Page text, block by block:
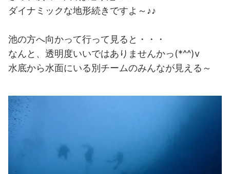
ダイナミックな地形続きですよ～♪♪
池の方へ向かって行って見ると・・・
なんと、透明度いいではありませんかっ(*^^)v
水底から水面にいる別チームのみんなが見える～